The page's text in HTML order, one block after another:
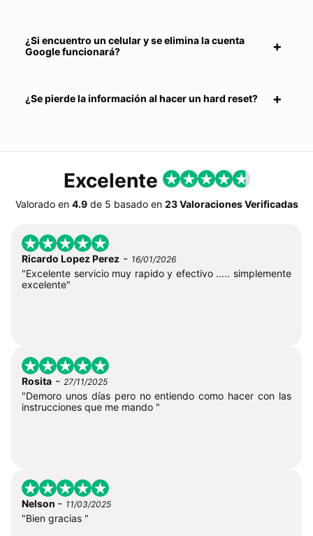
¿Si encuentro un celular y se elimina la cuenta
Google funcionará?
¿Se pierde la información al hacer un hard reset?
Excelente
Valorado en 4.9de 5 basado en 23 Valoraciones Verificadas
Ricardo Lopez Perez - 16/01/2026
"Excelente servicio muy rapido y efectivo ..... simplemente
excelente"
Rosita - 27/11/2025
"Demoro unos días pero no entiendo como hacer con las
instrucciones que me mando "
Nelson - 11/03/2025
"Bien gracias "